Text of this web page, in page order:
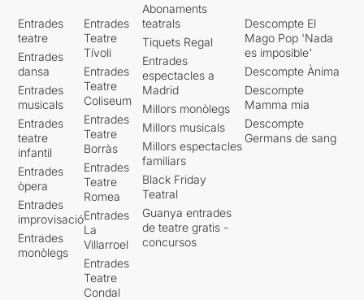
Entrades
teatre
Entrades
dansa
Entrades
musicals
Entrades
teatre
infantil
Entrades
òpera
Entrades
improvisació
Entrades
monòlegs
Entrades
Teatre
Tívoli
Entrades
Teatre
Coliseum
Entrades
Teatre
Borràs
Entrades
Teatre
Romea
Entrades
La
Villarroel
Entrades
Teatre
Condal
Abonaments
teatrals
Tiquets Regal
Entrades
espectacles a
Madrid
Millors monòlegs
Millors musicals
Millors espectacles
familiars
Black Friday
Teatral
Guanya entrades
de teatre gratis -
concursos
Descompte El
Mago Pop 'Nada
es imposible'
Descompte Ànima
Descompte
Mamma mia
Descompte
Germans de sang